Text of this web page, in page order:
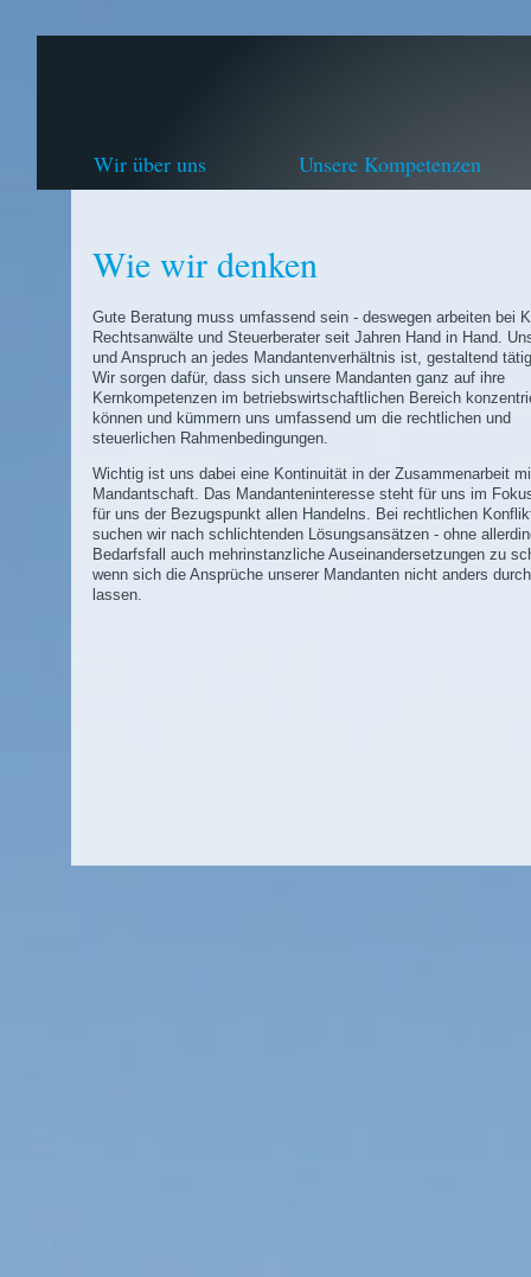
Wir über uns Unsere Kompetenzen
Wie wir denken
Gute Beratung muss umfassend sein - deswegen arbeiten bei
Rechtsanwälte und Steuerberater seit Jahren Hand in Hand.
und Anspruch an jedes Mandantenverhältnis ist, gestaltend
Wir sorgen dafür, dass sich unsere Mandanten ganz auf ihre
Kernkompetenzen im betriebswirtschaftlichen Bereich
können und kümmern uns umfassend um die rechtlichen und
steuerlichen Rahmenbedingungen.
Wichtig ist uns dabei eine Kontinuität in der Zusammenarbeit
Mandantschaft. Das Mandanteninteresse steht für uns im
für uns der Bezugspunkt allen Handelns. Bei rechtlichen
suchen wir nach schlichtenden Lösungsansätzen - ohne
Bedarfsfall auch mehrinstanzliche Auseinandersetzungen zu
wenn sich die Ansprüche unserer Mandanten nicht anders
lassen.